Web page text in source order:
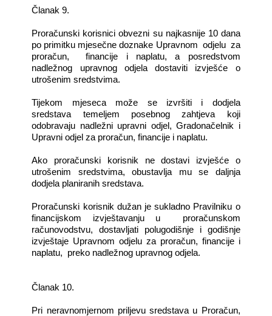
Članak 9.
Proračunski korisnici obvezni su najkasnije 10 dana
po primitku mjesečne doznake Upravnom odjelu za
proračun, financije i naplatu, a posredstvom
nadležnog upravnog odjela dostaviti izvješće o
utrošenim sredstvima.
Tijekom mjeseca može se izvršiti i dodjela
sredstava temeljem posebnog zahtjeva koji
odobravaju nadležni upravni odjel, Gradonačelnik i
Upravni odjel za proračun, financije i naplatu.
Ako proračunski korisnik ne dostavi izvješće o
utrošenim sredstvima, obustavlja mu se daljnja
dodjela planiranih sredstava.
Proračunski korisnik dužan je sukladno Pravilniku o
financijskom izvještavanju u proračunskom
računovodstvu, dostavljati polugodišnje i godišnje
izvještaje Upravnom odjelu za proračun, financije i
naplatu, preko nadležnog upravnog odjela.
Članak 10.
Pri neravnomjernom priljevu sredstava u Proračun,